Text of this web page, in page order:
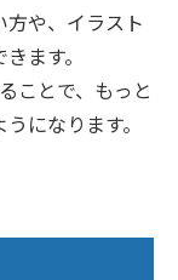
や、イラスト
ます。
ことで、もっと
になります。